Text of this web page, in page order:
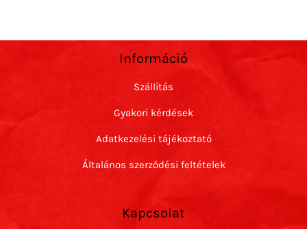
Információ
Szállítás
Gyakori kérdések
Adatkezelési tájékoztató
Általános szerződési feltételek
Kapcsolat